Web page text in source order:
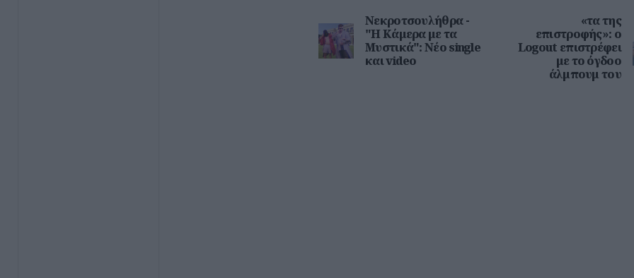
Νεκροτσουλήθρα -
"Η Κάμερα με τα
Μυστικά": Νέο single
και video
«τα της
επιστροφής»: ο
Logout επιστρέφει
με το όγδοο
άλμπουμ του